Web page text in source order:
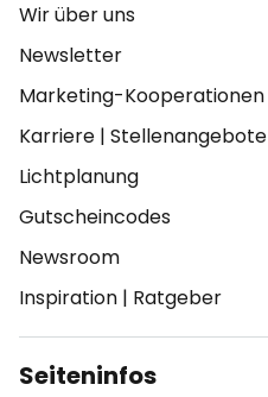
Wir über uns
Newsletter
Marketing-Kooperationen
Karriere | Stellenangebote
Lichtplanung
Gutscheincodes
Newsroom
Inspiration | Ratgeber
Seiteninfos